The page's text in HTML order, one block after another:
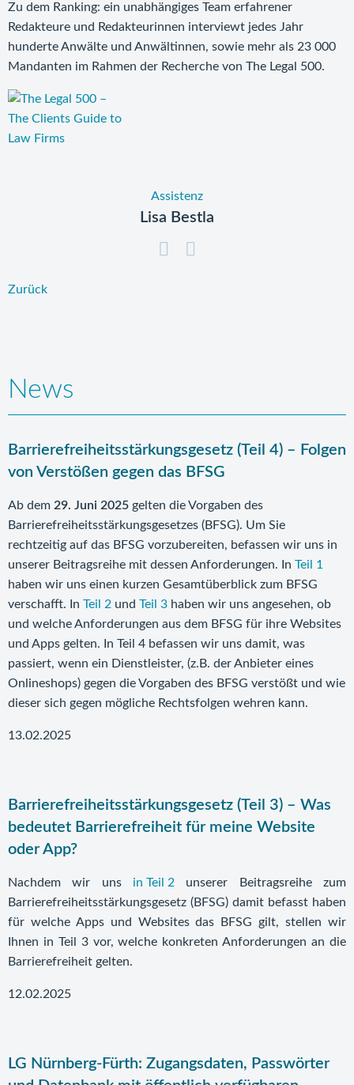
Zu dem Ranking: ein unabhängiges Team erfahrener
Redakteure und Redakteurinnen interviewt jedes Jahr
hunderte Anwälte und Anwältinnen, sowie mehr als 23 000
Mandanten im Rahmen der Recherche von The Legal 500.
Assistenz
Lisa Bestla
Zurück
News
Barrierefreiheitsstärkungsgesetz (Teil 4) – Folgen
von Verstößen gegen das BFSG
Ab dem 29. Juni 2025 gelten die Vorgaben des
Barrierefreiheitsstärkungsgesetzes (BFSG). Um Sie
rechtzeitig auf das BFSG vorzubereiten, befassen wir uns in
unserer Beitragsreihe mit dessen Anforderungen. In Teil 1
haben wir uns einen kurzen Gesamtüberblick zum BFSG
verschafft. In Teil 2 und Teil 3 haben wir uns angesehen, ob
und welche Anforderungen aus dem BFSG für ihre Websites
und Apps gelten. In Teil 4 befassen wir uns damit, was
passiert, wenn ein Dienstleister, (z.B. der Anbieter eines
Onlineshops) gegen die Vorgaben des BFSG verstößt und wie
dieser sich gegen mögliche Rechtsfolgen wehren kann.
13.02.2025
Barrierefreiheitsstärkungsgesetz (Teil 3) – Was
bedeutet Barrierefreiheit für meine Website
oder App?
Nachdem wir uns in Teil 2 unserer Beitragsreihe zum
Barrierefreiheitsstärkungsgesetz (BFSG) damit befasst haben
für welche Apps und Websites das BFSG gilt, stellen wir
Ihnen in Teil 3 vor, welche konkreten Anforderungen an die
Barrierefreiheit gelten.
12.02.2025
LG Nürnberg-Fürth: Zugangsdaten, Passwörter